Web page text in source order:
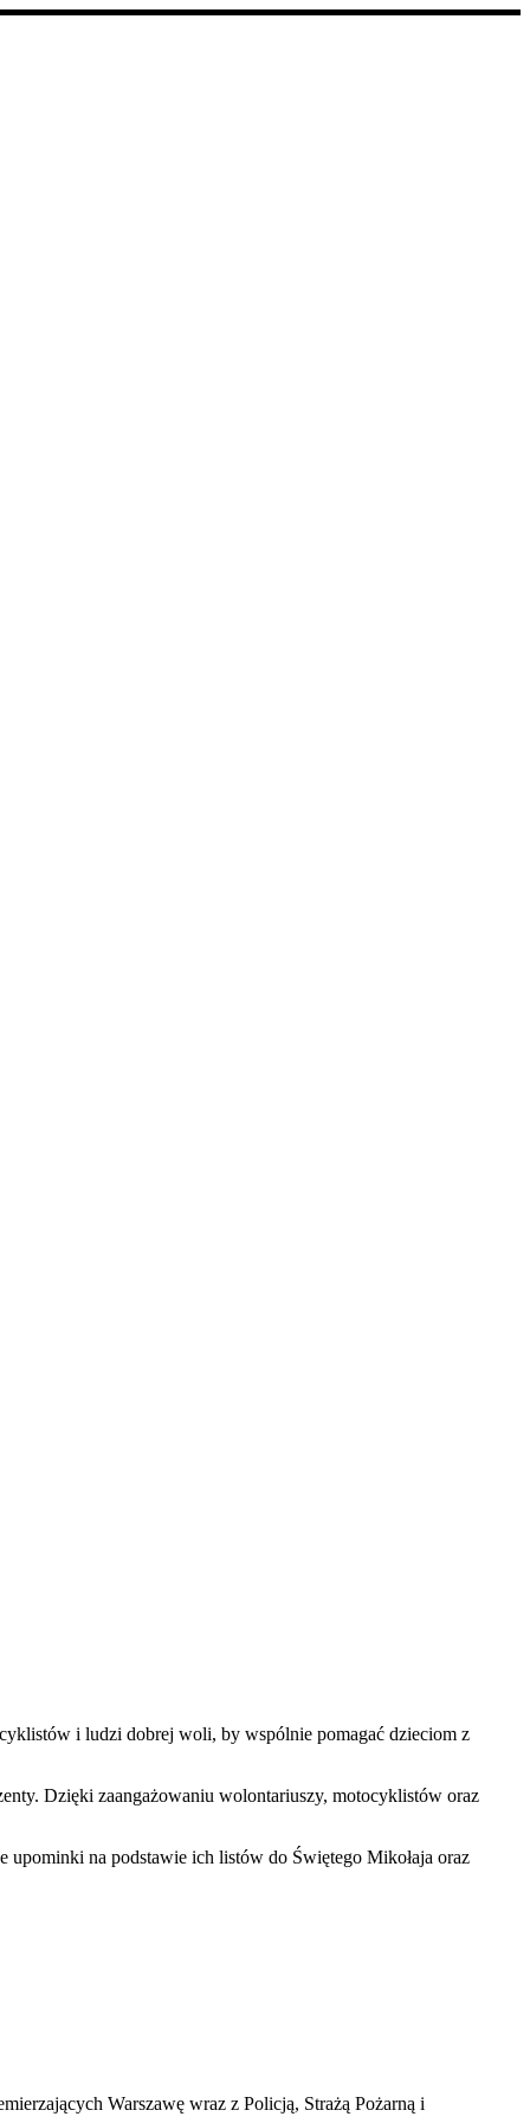
i ludzi dobrej woli, by wspólnie pomagać dzieciom z
Dzięki zaangażowaniu wolontariuszy, motocyklistów oraz
na podstawie ich listów do Świętego Mikołaja oraz
Warszawę wraz z Policją, Strażą Pożarną i